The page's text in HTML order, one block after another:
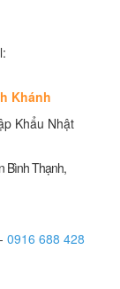
Khánh
Khẩu Nhật
Bình Thạnh,
- 0916 688 428